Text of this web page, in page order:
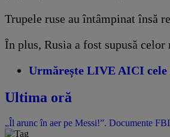
Trupele ruse au întâmpinat însă
În plus, Rusia a fost supusă
Urmărește LIVE AICI
Ultima oră
„Îl arunc în aer pe Messi!”. Documente